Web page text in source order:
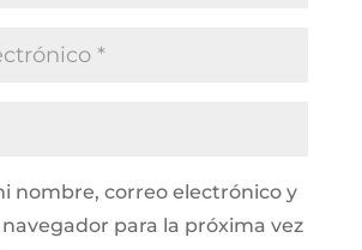
nombre, correo electrónico y
para la próxima vez